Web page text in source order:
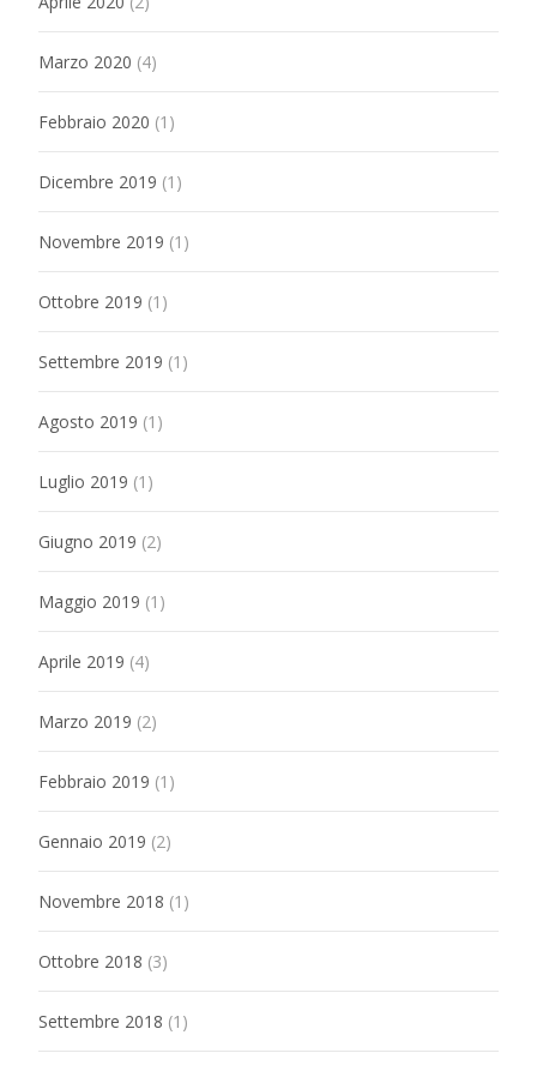
Marzo 2020 (4)
Febbraio 2020 (1)
Dicembre 2019 (1)
Novembre 2019 (1)
Ottobre 2019 (1)
Settembre 2019 (1)
Agosto 2019 (1)
Luglio 2019 (1)
Giugno 2019 (2)
Maggio 2019 (1)
Aprile 2019 (4)
Marzo 2019 (2)
Febbraio 2019 (1)
Gennaio 2019 (2)
Novembre 2018 (1)
Ottobre 2018 (3)
Settembre 2018 (1)